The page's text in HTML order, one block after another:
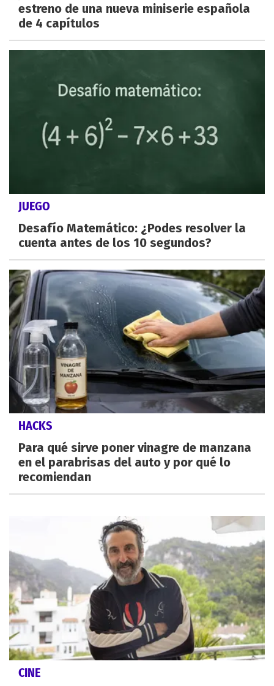
estreno de una nueva miniserie española
de 4 capítulos
JUEGO
Desafío Matemático: ¿Podes resolver la
cuenta antes de los 10 segundos?
HACKS
Para qué sirve poner vinagre de manzana
en el parabrisas del auto y por qué lo
recomiendan
CINE